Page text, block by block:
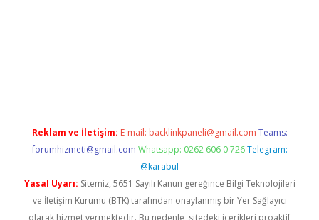
Reklam ve İletişim: E-mail: backlinkpaneli@gmail.com Teams:
forumhizmeti@gmail.com Whatsapp: 0262 606 0 726 Telegram:
@karabul
Yasal Uyarı: Sitemiz, 5651 Sayılı Kanun gereğince Bilgi Teknolojileri
ve İletişim Kurumu (BTK) tarafından onaylanmış bir Yer Sağlayıcı
olarak hizmet vermektedir. Bu nedenle, sitedeki içerikleri proaktif